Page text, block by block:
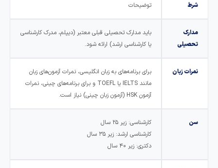
توضیحات
مدارک
تحصیلی
باید مدارک تحصیلی قبلی معتبر (دیپلم، مدرک کارشناسی
یا کارشناسی ارشد) ارائه شود.
نمرات زبان
برای برنامه‌های به زبان انگلیسی، نمرات آزمون‌های زبان
مانند IELTS یا TOEFL و برای برنامه‌های چینی، نمرات
آزمون HSK (آزمون زبان چینی) نیاز است.
کارشناسی: زیر ۲۵ سال
کارشناسی ارشد: زیر ۳۵ سال
دکتری: زیر ۴۰ سال